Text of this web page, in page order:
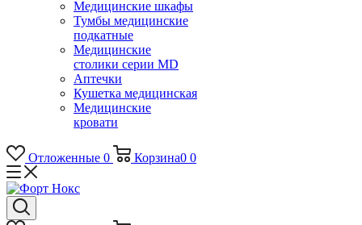
Медицинские шкафы
Тумбы медицинские
подкатные
Медицинские
столики серии MD
Аптечки
Кушетка медицинская
Медицинские
кровати
Отложенные 0 Корзина0 0